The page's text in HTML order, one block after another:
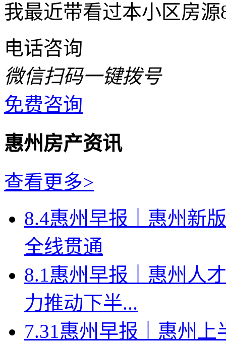
我最近带看过本小区房
电话咨询
微信扫码一键拨号
免费咨询
惠州房产资讯
查看更多>
8.4惠州早报｜惠州新
全线贯通
8.1惠州早报｜惠州人
力推动下半...
7.31惠州早报｜惠州上